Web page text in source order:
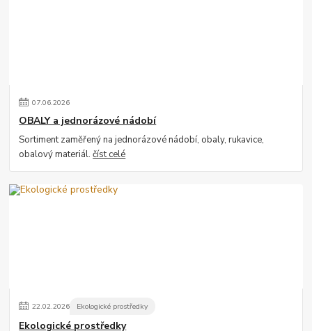
07.06.2026
OBALY a jednorázové nádobí
Sortiment zaměřený na jednorázové nádobí, obaly, rukavice,
obalový materiál.číst celé
22.02.2026 Ekologické prostředky
Ekologické prostředky